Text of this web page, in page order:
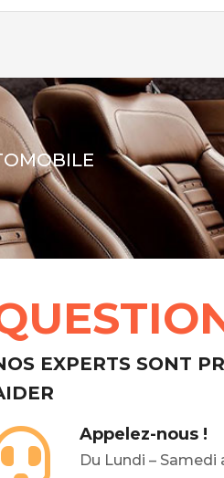
EXPERTS SONT
Appelez-nous !
Du Lundi – Samedi